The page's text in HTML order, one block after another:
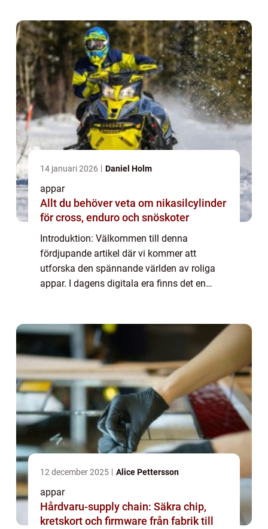
mobil...
14 januari 2026 Daniel Holm
appar
Allt du behöver veta om nikasilcylinder
för cross, enduro och snöskoter
Introduktion: Välkommen till denna
fördjupande artikel där vi kommer att
utforska den spännande världen av roliga
appar. I dagens digitala era finns det en
mobil...
12 december 2025 Alice Pettersson
appar
Hårdvaru-supply chain: Säkra chip,
kretskort och firmware från fabrik till